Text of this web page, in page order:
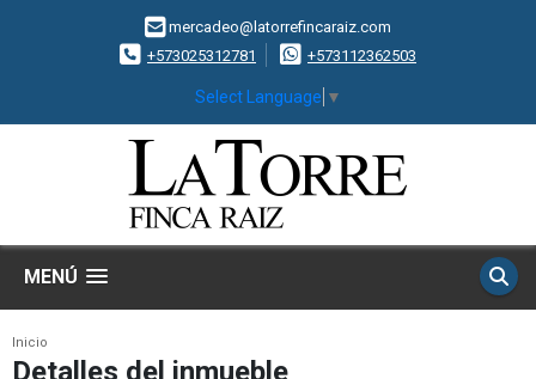
mercadeo@latorrefincaraiz.com
+573025312781
+573112362503
Select Language ▼
MENÚ
Inicio
Detalles del inmueble